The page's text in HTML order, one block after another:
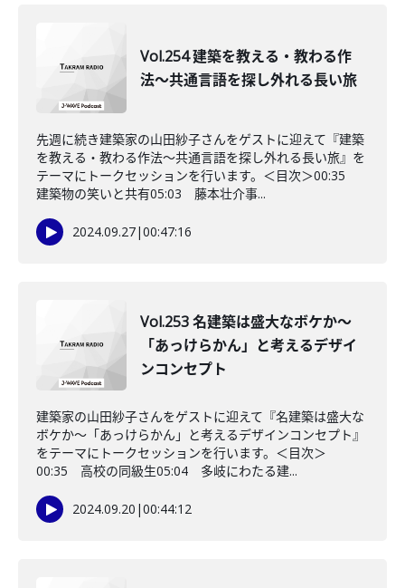
Vol.254 建築を教える・教わる作
法〜共通言語を探し外れる長い旅
先週に続き建築家の山田紗子さんをゲストに迎えて『建築
を教える・教わる作法〜共通言語を探し外れる長い旅』を
テーマにトークセッションを行います。＜目次＞00:35
建築物の笑いと共有05:03 藤本壮介事...
2024.09.27|00:47:16
Vol.253 名建築は盛大なボケか〜
「あっけらかん」と考えるデザイ
ンコンセプト
建築家の山田紗子さんをゲストに迎えて『名建築は盛大な
ボケか〜「あっけらかん」と考えるデザインコンセプト』
をテーマにトークセッションを行います。＜目次＞
00:35 高校の同級生05:04 多岐にわたる建...
2024.09.20 |00:44:12